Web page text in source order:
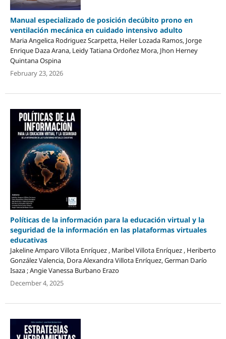
Manual especializado de posición decúbito prono en
ventilación mecánica en cuidado intensivo adulto
Maria Angelica Rodriguez Scarpetta, Heiler Lozada Ramos, Jorge
Enrique Daza Arana, Leidy Tatiana Ordoñez Mora, Jhon Herney
Quintana Ospina
February 23, 2026
Políticas de la información para la educación virtual y la
seguridad de la información en las plataformas virtuales
educativas
Jakeline Amparo Villota Enríquez , Maribel Villota Enríquez , Heriberto
González Valencia, Dora Alexandra Villota Enríquez, German Darío
Isaza ; Angie Vanessa Burbano Erazo
December 4, 2025